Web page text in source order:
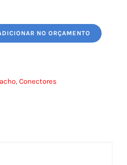
NO ORÇAMENTO
, Conectores